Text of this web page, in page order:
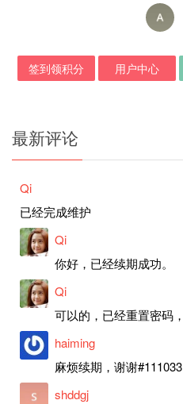
签到领积分 用户中心
最新评论
Qi
已经完成维护
Qi
你好，已经续期成功。
Qi
haiming
麻烦续期，谢谢#111033
shddgj